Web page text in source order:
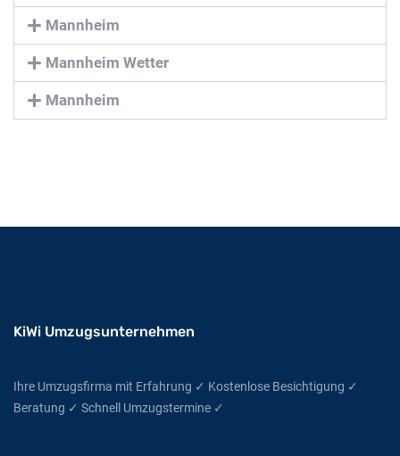
Mannheim
Mannheim Wetter
Mannheim
KiWi Umzugsunternehmen
Ihre Umzugsfirma mit Erfahrung ✓ Kostenlose Besichtigung ✓
Beratung ✓ Schnell Umzugstermine ✓